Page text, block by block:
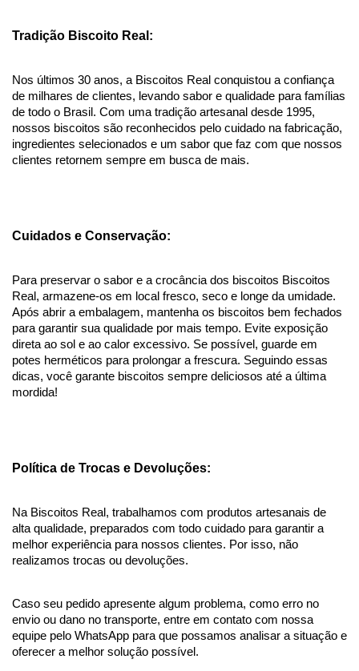
Tradição Biscoito Real:
Nos últimos 30 anos, a Biscoitos Real conquistou a confiança
de milhares de clientes, levando sabor e qualidade para famílias
de todo o Brasil. Com uma tradição artesanal desde 1995,
nossos biscoitos são reconhecidos pelo cuidado na fabricação,
ingredientes selecionados e um sabor que faz com que nossos
clientes retornem sempre em busca de mais.
Cuidados e Conservação:
Para preservar o sabor e a crocância dos biscoitos Biscoitos
Real, armazene-os em local fresco, seco e longe da umidade.
Após abrir a embalagem, mantenha os biscoitos bem fechados
para garantir sua qualidade por mais tempo. Evite exposição
direta ao sol e ao calor excessivo. Se possível, guarde em
potes herméticos para prolongar a frescura. Seguindo essas
dicas, você garante biscoitos sempre deliciosos até a última
mordida!
Política de Trocas e Devoluções:
Na Biscoitos Real, trabalhamos com produtos artesanais de
alta qualidade, preparados com todo cuidado para garantir a
melhor experiência para nossos clientes. Por isso, não
realizamos trocas ou devoluções.
Caso seu pedido apresente algum problema, como erro no
envio ou dano no transporte, entre em contato com nossa
equipe pelo WhatsApp para que possamos analisar a situação e
oferecer a melhor solução possível.